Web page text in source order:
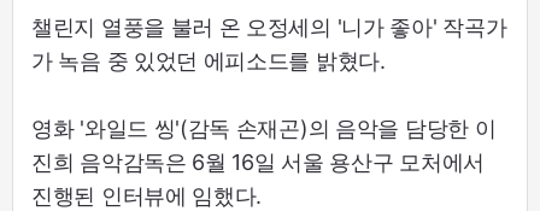
챌린지 열풍을 불러 온 오정세의 '니가 좋아' 작곡가
가 녹음 중 있었던 에피소드를 밝혔다.
영화 '와일드 씽'(감독 손재곤)의 음악을 담당한 이
진희 음악감독은 6월 16일 서울 용산구 모처에서
진행된 인터뷰에 임했다.